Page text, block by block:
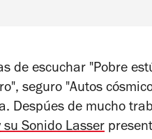
de escuchar "Pobre
seguro "Autos
Despúes de mucho
su Sonido Lasser